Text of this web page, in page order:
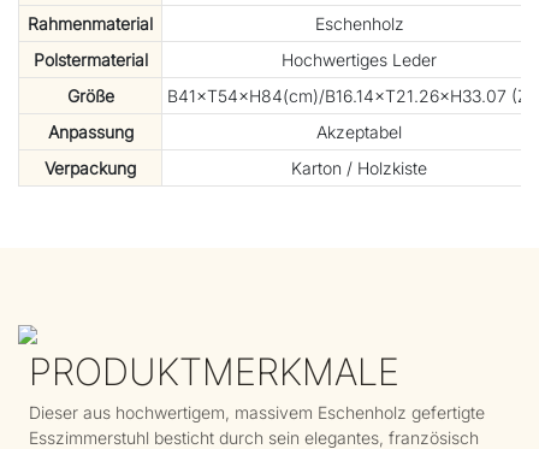
Rahmenmaterial
Eschenholz
Polstermaterial
Hochwertiges Leder
Größe
B41×T54×H84(cm)/B16.14×T21.26×H33.07
Anpassung
Akzeptabel
Verpackung
Karton / Holzkiste
PRODUKTMERKMALE
Dieser aus hochwertigem, massivem Eschenholz gefertigte
Esszimmerstuhl besticht durch sein elegantes, französisch